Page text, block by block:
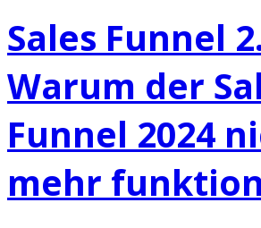
Sales Funnel
Warum der
Funnel 2024
mehr